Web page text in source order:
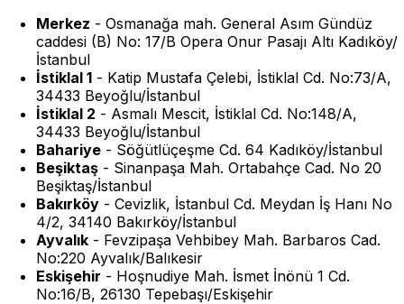
Merkez - Osmanağa mah. General Asım Gündüz
caddesi (B) No: 17/B Opera Onur Pasajı Altı Kadıköy/
İstanbul
İstiklal 1 - Katip Mustafa Çelebi, İstiklal Cd. No:73/A,
34433 Beyoğlu/İstanbul
İstiklal 2 - Asmalı Mescit, İstiklal Cd. No:148/A,
34433 Beyoğlu/İstanbul
Bahariye - Söğütlüçeşme Cd. 64 Kadıköy/İstanbul
Beşiktaş - Sinanpaşa Mah. Ortabahçe Cad. No 20
Beşiktaş/İstanbul
Bakırköy - Cevizlik, İstanbul Cd. Meydan İş Hanı No
4/2, 34140 Bakırköy/İstanbul
Ayvalık - Fevzipaşa Vehbibey Mah. Barbaros Cad.
No:220 Ayvalık/Balıkesir
Eskişehir - Hoşnudiye Mah. İsmet İnönü 1 Cd.
No:16/B, 26130 Tepebaşı/Eskişehir